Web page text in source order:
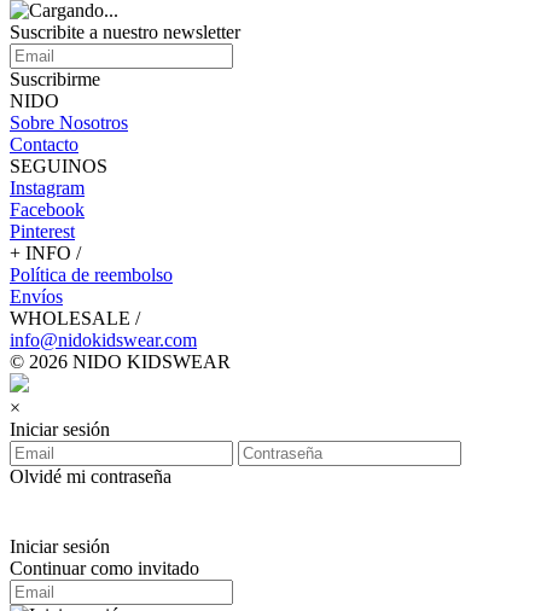
Suscribite a nuestro newsletter
Suscribirme
NIDO
Sobre Nosotros
Contacto
SEGUINOS
Instagram
Facebook
Pinterest
+ INFO /
Política de reembolso
Envíos
WHOLESALE /
info@nidokidswear.com
© 2026 NIDO KIDSWEAR
×
Iniciar sesión
Olvidé mi contraseña
Iniciar sesión
Continuar como invitado